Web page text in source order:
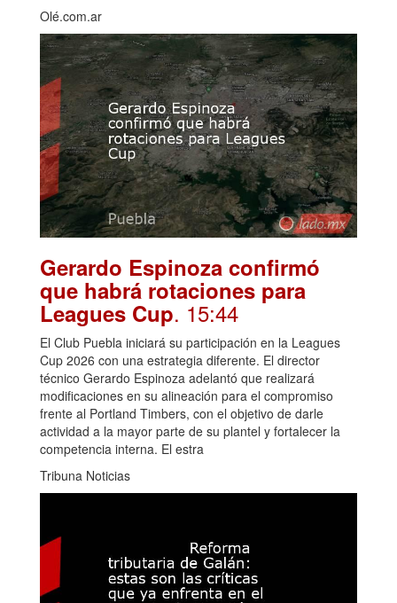
Olé.com.ar
Gerardo Espinoza confirmó
que habrá rotaciones para
Leagues Cup. 15:44
El Club Puebla iniciará su participación en la Leagues
Cup 2026 con una estrategia diferente. El director
técnico Gerardo Espinoza adelantó que realizará
modificaciones en su alineación para el compromiso
frente al Portland Timbers, con el objetivo de darle
actividad a la mayor parte de su plantel y fortalecer la
competencia interna. El estra
Tribuna Noticias